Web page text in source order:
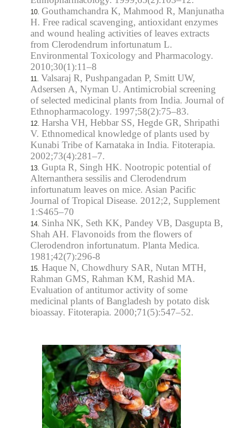
Gouthamchandra K, Mahmood R, Manjunatha
H. Free radical scavenging, antioxidant enzymes
and wound healing activities of leaves extracts
from Clerodendrum infortunatum L.
Environmental Toxicology and Pharmacology.
2010;30(1):11–8
Valsaraj R, Pushpangadan P, Smitt UW,
Adsersen A, Nyman U. Antimicrobial screening
of selected medicinal plants from India. Journal of
Ethnopharmacology. 1997;58(2):75–83.
Harsha VH, Hebbar SS, Hegde GR, Shripathi
V. Ethnomedical knowledge of plants used by
Kunabi Tribe of Karnataka in India. Fitoterapia.
2002;73(4):281–7.
Gupta R, Singh HK. Nootropic potential of
Alternanthera sessilis and Clerodendrum
infortunatum leaves on mice. Asian Pacific
Journal of Tropical Disease. 2012;2, Supplement
1:S465–70
Sinha NK, Seth KK, Pandey VB, Dasgupta B,
Shah AH. Flavonoids from the flowers of
Clerodendron infortunatum. Planta Medica.
1981;42(7):296-8
Haque N, Chowdhury SAR, Nutan MTH,
Rahman GMS, Rahman KM, Rashid MA.
Evaluation of antitumor activity of some
medicinal plants of Bangladesh by potato disk
bioassay. Fitoterapia. 2000;71(5):547–52.